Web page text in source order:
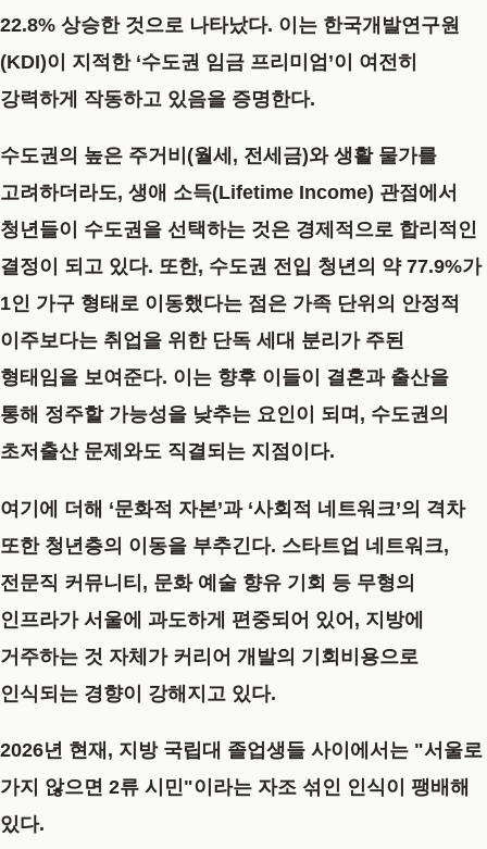
22.8% 상승한 것으로 나타났다. 이는 한국개발연구원
(KDI)이 지적한 ‘수도권 임금 프리미엄’이 여전히
강력하게 작동하고 있음을 증명한다.
수도권의 높은 주거비(월세, 전세금)와 생활 물가를
고려하더라도, 생애 소득(Lifetime Income) 관점에서
청년들이 수도권을 선택하는 것은 경제적으로 합리적인
결정이 되고 있다. 또한, 수도권 전입 청년의 약 77.9%가
1인 가구 형태로 이동했다는 점은 가족 단위의 안정적
이주보다는 취업을 위한 단독 세대 분리가 주된
형태임을 보여준다. 이는 향후 이들이 결혼과 출산을
통해 정주할 가능성을 낮추는 요인이 되며, 수도권의
초저출산 문제와도 직결되는 지점이다.
여기에 더해 ‘문화적 자본’과 ‘사회적 네트워크’의 격차
또한 청년층의 이동을 부추긴다. 스타트업 네트워크,
전문직 커뮤니티, 문화 예술 향유 기회 등 무형의
인프라가 서울에 과도하게 편중되어 있어, 지방에
거주하는 것 자체가 커리어 개발의 기회비용으로
인식되는 경향이 강해지고 있다.
2026년 현재, 지방 국립대 졸업생들 사이에서는 "서울로
가지 않으면 2류 시민"이라는 자조 섞인 인식이 팽배해
있다.